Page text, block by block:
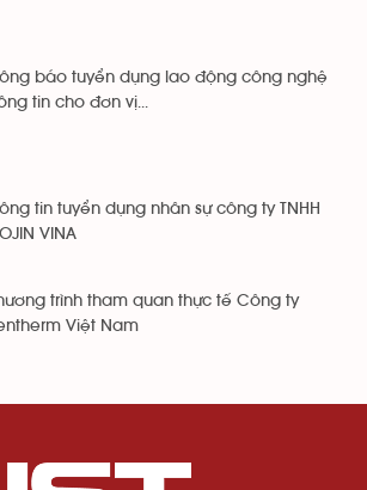
báo tuyển dụng lao động công nghệ
tin cho đơn vị...
tin tuyển dụng nhân sự công ty TNHH
VINA
trình tham quan thực tế Công ty
Việt Nam